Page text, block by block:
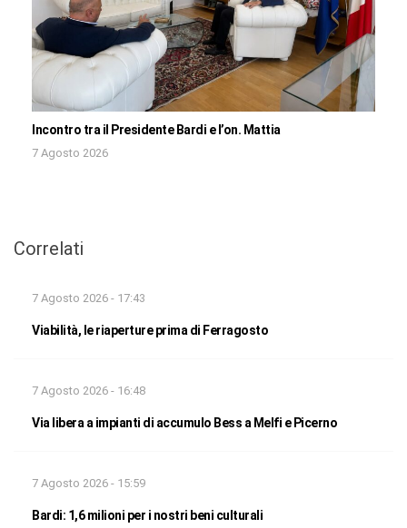
Incontro tra il Presidente Bardi e l’on. Mattia
7 Agosto 2026
Correlati
7 Agosto 2026 - 17:43
Viabilità, le riaperture prima di Ferragosto
7 Agosto 2026 - 16:48
Via libera a impianti di accumulo Bess a Melfi e Picerno
7 Agosto 2026 - 15:59
Bardi: 1,6 milioni per i nostri beni culturali